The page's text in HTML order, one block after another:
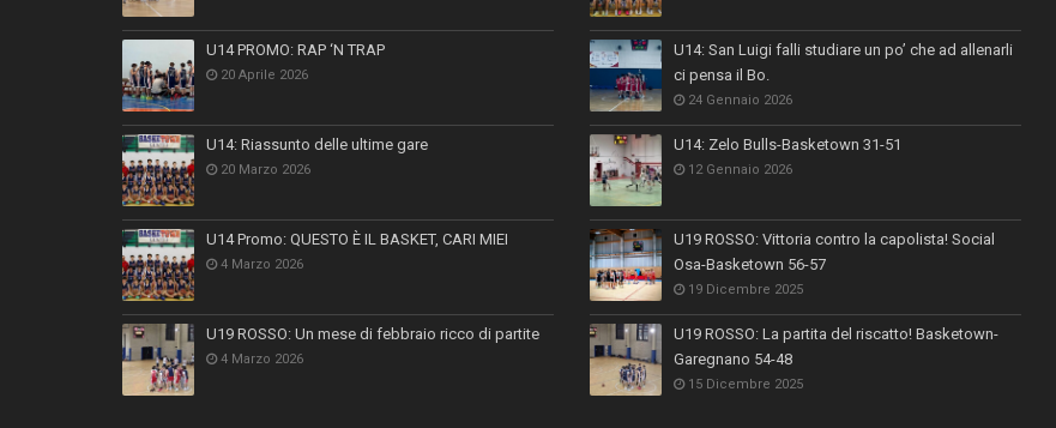
U14 PROMO: RAP ‘N TRAP
20 Aprile 2026
U14: Riassunto delle ultime gare
20 Marzo 2026
U14 Promo: QUESTO È IL BASKET, CARI MIEI
4 Marzo 2026
U19 ROSSO: Un mese di febbraio ricco di partite
4 Marzo 2026
U14: San Luigi falli studiare un po’ che ad allenarli
ci pensa il Bo.
24 Gennaio 2026
U14: Zelo Bulls-Basketown 31-51
12 Gennaio 2026
U19 ROSSO: Vittoria contro la capolista! Social
Osa-Basketown 56-57
19 Dicembre 2025
U19 ROSSO: La partita del riscatto! Basketown-
Garegnano 54-48
15 Dicembre 2025